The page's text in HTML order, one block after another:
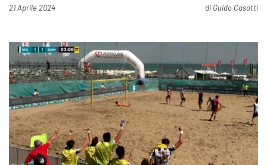
Pubblicato il
21 Aprile 2024 di Guido Casotti